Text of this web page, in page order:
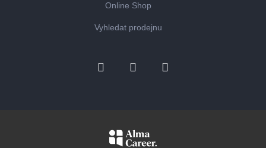
Online Shop
Vyhledat prodejnu